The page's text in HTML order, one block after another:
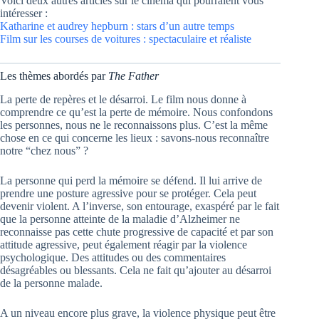
intéresser :
Katharine et audrey hepburn : stars d’un autre temps
Film sur les courses de voitures : spectaculaire et réaliste
Les thèmes abordés par The Father
La perte de repères et le désarroi. Le film nous donne à
comprendre ce qu’est la perte de mémoire. Nous confondons
les personnes, nous ne le reconnaissons plus. C’est la même
chose en ce qui concerne les lieux : savons-nous reconnaître
notre “chez nous” ?
La personne qui perd la mémoire se défend. Il lui arrive de
prendre une posture agressive pour se protéger. Cela peut
devenir violent. A l’inverse, son entourage, exaspéré par le fait
que la personne atteinte de la maladie d’Alzheimer ne
reconnaisse pas cette chute progressive de capacité et par son
attitude agressive, peut également réagir par la violence
psychologique. Des attitudes ou des commentaires
désagréables ou blessants. Cela ne fait qu’ajouter au désarroi
de la personne malade.
A un niveau encore plus grave, la violence physique peut être